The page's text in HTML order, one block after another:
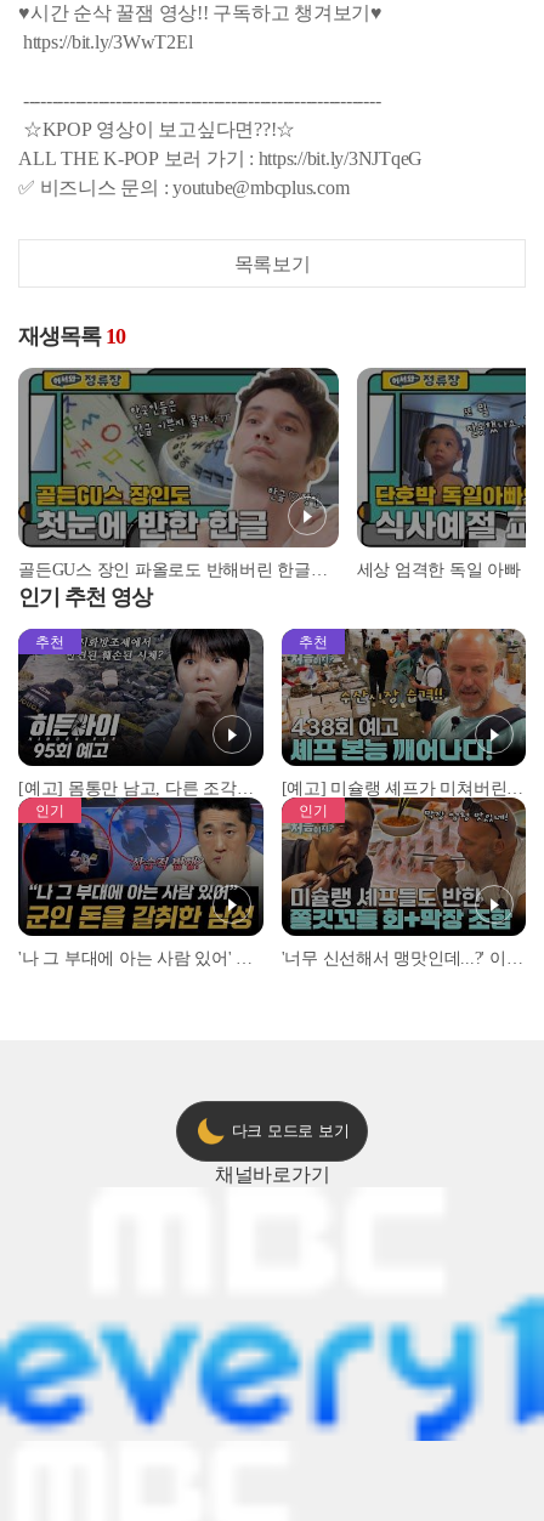
♥시간 순삭 꿀잼 영상!! 구독하고 챙겨보기♥
https://bit.ly/3WwT2El
--------------------------------------------------------------
☆KPOP 영상이 보고싶다면??!☆
ALL THE K-POP 보러 가기 : https://bit.ly/3NJTqeG
✅ 비즈니스 문의 : youtube@mbcplus.com
목록보기
재생목록 10
골든GU스 장인 파올로도 반해버린 한글의 매력♥ l #어서와정류장 l #어서와한국은처음이지 l #MBCevery1 l EP.151
인기 추천 영상
추천
[예고] 몸통만 남고, 다른 조각은 어디에..? 시화호에서 드러난 충격적인 토막 살인사건!
추천
[예고] 미슐랭 셰프가 미쳐버린 이유! 본능이 깨어난 사건은?
인기 인기
다크 모드로 보기
채널바로가기